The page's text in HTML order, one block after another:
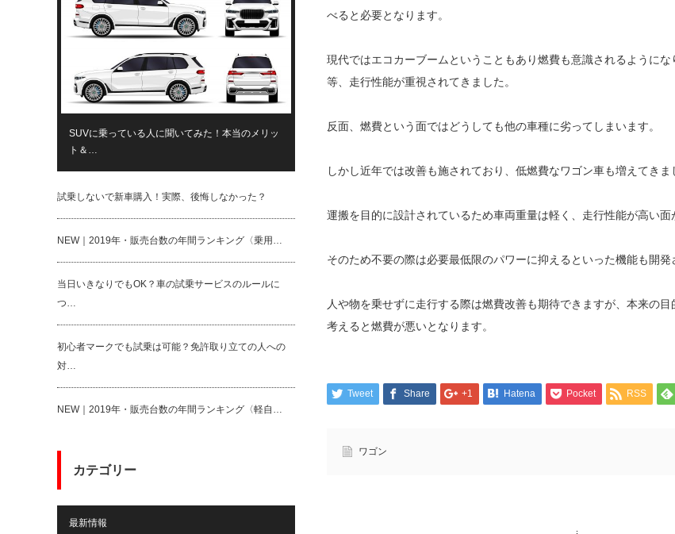
べると必要となります。
現代ではエコカーブームということもあり燃費も意識されるように
等、走行性能が重視されてきました。
反面、燃費という面ではどうしても他の車種に劣ってしまいます。
しかし近年では改善も施されており、低燃費なワゴン車も増えてきま
運搬を目的に設計されているため車両重量は軽く、走行性能が高い面
そのため不要の際は必要最低限のパワーに抑えるといった機能も開発
人や物を乗せずに走行する際は燃費改善も期待できますが、本来の
考えると燃費が悪いとなります。
Tweet Share +1 Hatena Pocket RSS
ワゴン
SUVに乗っている人に聞いてみた！本当のメリッ
ト＆…
試乗しないで新車購入！実際、後悔しなかった？
NEW｜2019年・販売台数の年間ランキング〈乗用…
当日いきなりでもOK？車の試乗サービスのルールに
つ…
初心者マークでも試乗は可能？免許取り立ての人への
対…
NEW｜2019年・販売台数の年間ランキング〈軽自…
カテゴリー
最新情報